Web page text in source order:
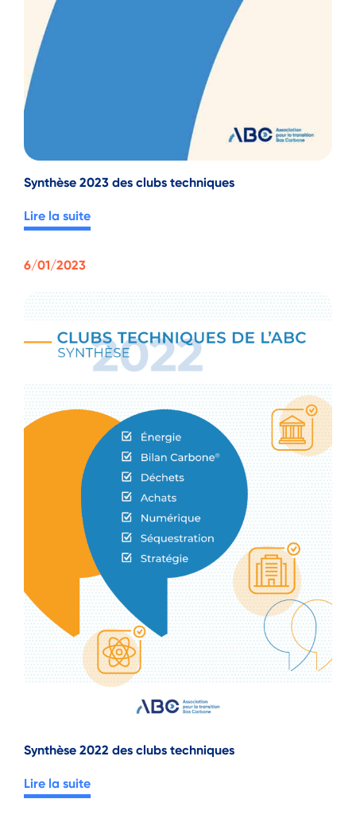
Synthèse 2023 des clubs techniques
Lire la suite
6/01/2023
Synthèse 2022 des clubs techniques
Lire la suite